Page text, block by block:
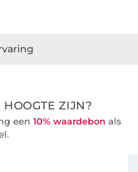
ZIJN?
een 10% waardebon als